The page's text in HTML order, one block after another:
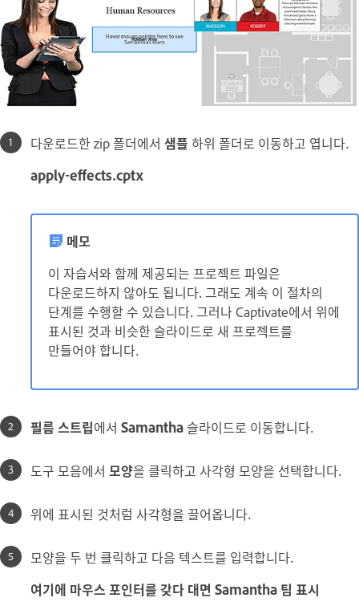
다운로드한 zip 폴더에서 샘플 하위 폴더로 이동하고 엽니다.
apply-effects.cptx
메모
이 자습서와 함께 제공되는 프로젝트 파일은
다운로드하지 않아도 됩니다. 그래도 계속 이 절차의
단계를 수행할 수 있습니다. 그러나 Captivate에서 위에
표시된 것과 비슷한 슬라이드로 새 프로젝트를
만들어야 합니다.
필름 스트립에서 Samantha슬라이드로 이동합니다.
도구 모음에서 모양을 클릭하고 사각형 모양을 선택합니다.
위에 표시된 것처럼 사각형을 끌어옵니다.
모양을 두 번 클릭하고 다음 텍스트를 입력합니다.
여기에 마우스 포인터를 갖다 대면 Samantha 팀 표시